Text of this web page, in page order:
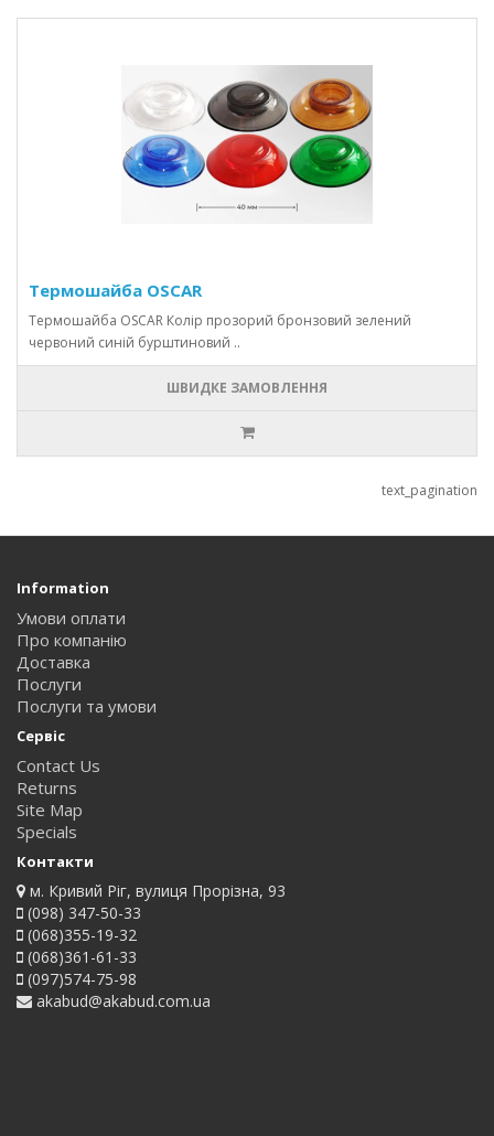
Термошайба OSCAR
Термошайба OSCAR Колір прозорий бронзовий зелений
червоний синій бурштиновий ..
ШВИДКЕ ЗАМОВЛЕННЯ
text_pagination
Information
Умови оплати
Про компанію
Доставка
Послуги
Послуги та умови
Сервіс
Contact Us
Returns
Site Map
Specials
Контакти
м. Кривий Ріг, вулиця Прорізна, 93
(098) 347-50-33
(068)355-19-32
(068)361-61-33
(097)574-75-98
akabud@akabud.com.ua